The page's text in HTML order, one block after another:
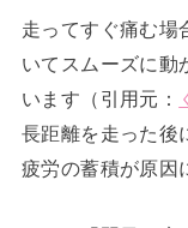
走ってすぐ痛む場
いてスムーズに動
います（引用元：
長距離を走った後
疲労の蓄積が原因